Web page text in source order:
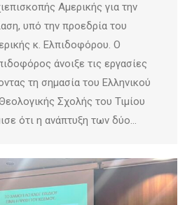
Αμερικής για την
υπό την προεδρία του
κ. Ελπιδοφόρου. Ο
άνοιξε τις εργασίες
τη σημασία του Ελληνικού
Σχολής του Τιμίου
ότι η ανάπτυξη των δύο…